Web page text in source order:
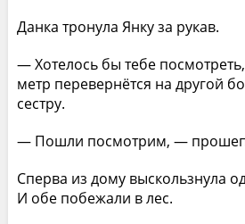
Данка тронула Янку за рукав.
— Хотелось бы тебе
метр перевернётся на другой
сестру.
— Пошли посмотрим, —
Сперва из дому выскользнула
И обе побежали в лес.